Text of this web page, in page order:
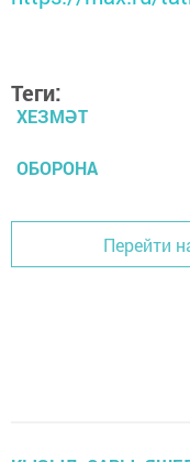
Теги:
ХЕЗМӘТ
ОБОРОНА
Перейти